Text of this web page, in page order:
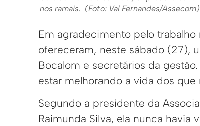
nos ramais. (Foto: Val Fernandes/Assecom)
Em agradecimento pelo trabalho
ofereceram, neste sábado (27),
Bocalom e secretários da
estar melhorando a vida dos
Segundo a presidente da
Raimunda Silva, ela nunca havia